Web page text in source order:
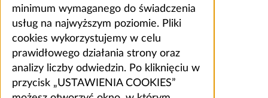
minimum wymaganego do świadczenia
usług na najwyższym poziomie. Pliki
cookies wykorzystujemy w celu
prawidłowego działania strony oraz
analizy liczby odwiedzin. Po kliknięciu w
przycisk „USTAWIENIA COOKIES”